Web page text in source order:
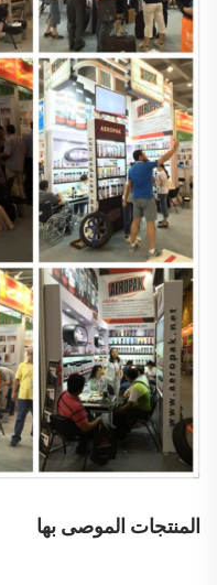
المنتجات الموصى بها